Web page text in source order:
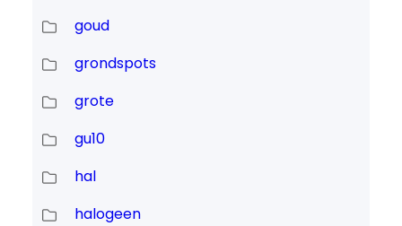
goud
grondspots
grote
gu10
hal
halogeen